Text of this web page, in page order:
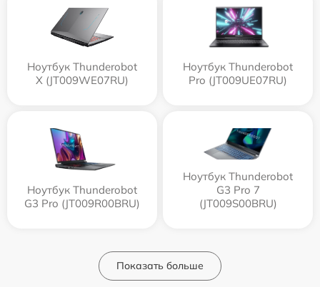
Ноутбук Thunderobot
X (JT009WE07RU)
Ноутбук Thunderobot
Pro (JT009UE07RU)
Ноутбук Thunderobot
G3 Pro (JT009R00BRU)
Ноутбук Thunderobot
G3 Pro 7
(JT009S00BRU)
Показать больше